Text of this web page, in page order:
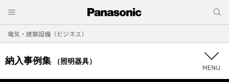
電気・建築設備（ビジネス）
納入事例集 （照明器具）